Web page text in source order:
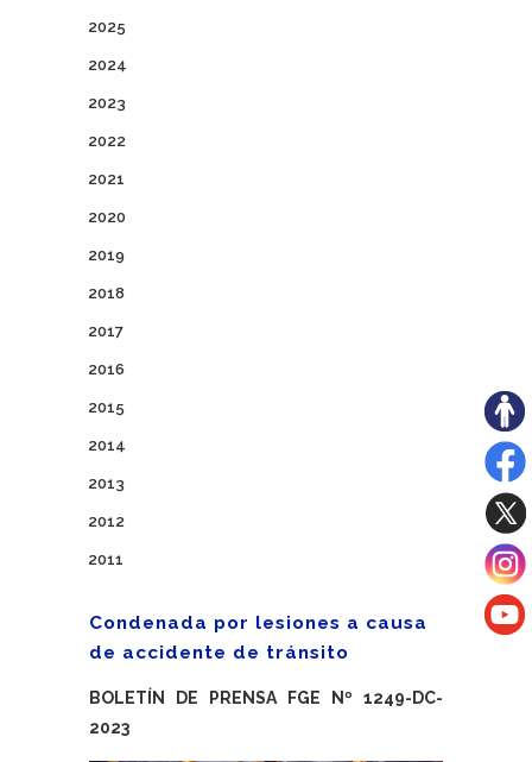
2025
2024
2023
2022
2021
2020
2019
2018
2017
2016
2015
2014
2013
2012
2011
Condenada por lesiones a causa
de accidente de tránsito
BOLETÍN DE PRENSA FGE Nº 1249-DC-
2023